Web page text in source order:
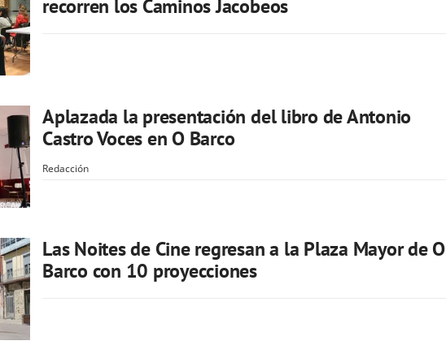
recorren los Caminos Jacobeos
Aplazada la presentación del libro de Antonio
Castro Voces en O Barco
Redacción
Las Noites de Cine regresan a la Plaza Mayor de O
Barco con 10 proyecciones